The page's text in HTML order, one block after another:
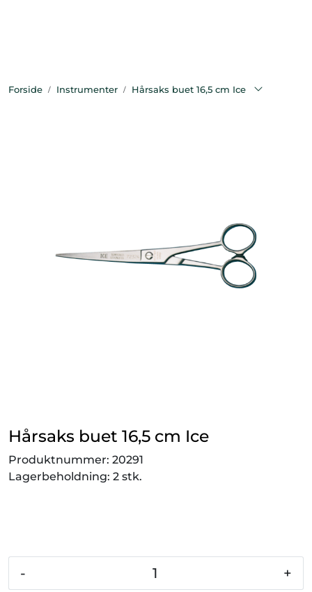
Forside Instrumenter Hårsaks buet 16,5 cm Ice
Hårsaks buet 16,5 cm Ice
Produktnummer: 20291
Lagerbeholdning: 2 stk.
- +
Diagnostikk
Klinikkutstyr
Vetnordic
Gammalt nytt